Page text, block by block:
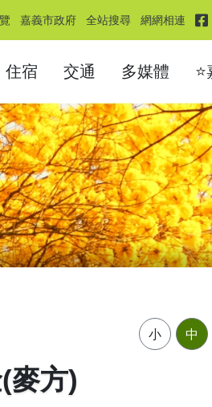
嘉義市政府 全站搜尋 網網相連
住宿 交通 多媒體
小 中
麥方)